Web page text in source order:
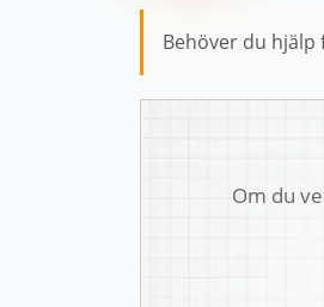
Behöver du
Om du